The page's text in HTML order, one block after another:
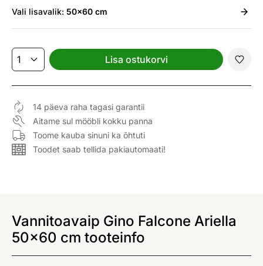
Vali lisavalik: 50x60 cm
Lisa ostukorvi
14 päeva raha tagasi garantii
Aitame sul mööbli kokku panna
Toome kauba sinuni ka õhtuti
Toodet saab tellida pakiautomaati!
Vannitoavaip Gino Falcone Ariella
50x60 cm tooteinfo